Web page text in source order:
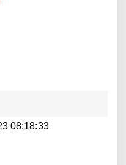
08:18:33